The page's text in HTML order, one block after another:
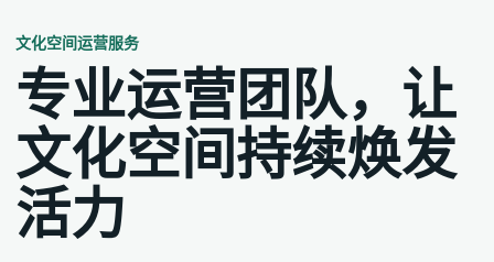
文化空间运营服务
专业运营团队，让
文化空间持续焕发
活力